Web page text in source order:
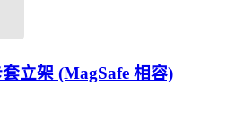
立架 (MagSafe 相容)